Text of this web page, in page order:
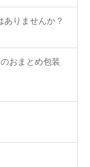
ありませんか？
おまとめ包装